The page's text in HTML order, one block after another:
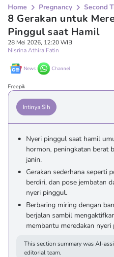
Home Pregnancy Second
8 Gerakan untuk
Pinggul saat Hamil
28 Mei 2026, 12:20 WIB
Nisrina Athira Fatin
News Channel
Freepik
Intinya Sih
Nyeri pinggul saat hamil
hormon, peningkatan berat
janin.
Gerakan sederhana seperti
berdiri, dan pose jembatan
nyeri pinggul.
Berbaring miring dengan
berjalan sambil
membantu meredakan
This section summary was AI-
editorial team.